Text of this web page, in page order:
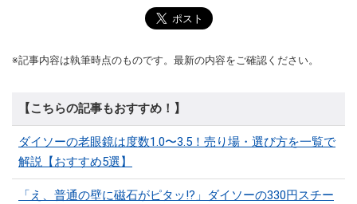
※記事内容は執筆時点のものです。最新の内容をご確認ください。
【こちらの記事もおすすめ！】
ダイソーの老眼鏡は度数1.0〜3.5！売り場・選び方を一覧で
解説【おすすめ5選】
「え、普通の壁に磁石がピタッ!?」ダイソーの330円スチー